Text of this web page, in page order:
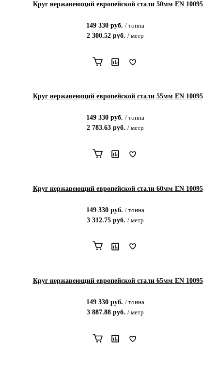
Круг нержавеющий европейской стали 50мм EN 10095
149 330 руб. / тонна
2 300.52 руб. / метр
Круг нержавеющий европейской стали 55мм EN 10095
149 330 руб. / тонна
2 783.63 руб. / метр
Круг нержавеющий европейской стали 60мм EN 10095
149 330 руб. / тонна
3 312.75 руб. / метр
Круг нержавеющий европейской стали 65мм EN 10095
149 330 руб. / тонна
3 887.88 руб. / метр